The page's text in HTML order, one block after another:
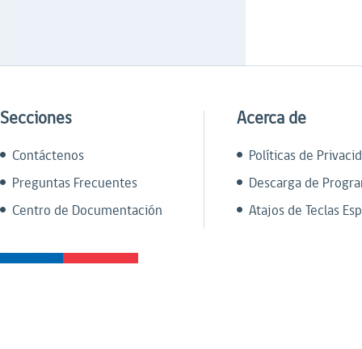
Secciones
Contáctenos
Preguntas Frecuentes
Centro de Documentación
Acerca de
Políticas de
Descarga de
Atajos de Teclas